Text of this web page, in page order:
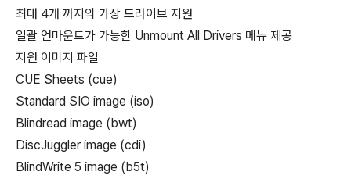
최대 4개 까지의 가상 드라이브 지원
일괄 언마운트가 가능한 Unmount All Drivers 메뉴 제공
지원 이미지 파일
CUE Sheets (cue)
Standard SIO image (iso)
Blindread image (bwt)
DiscJuggler image (cdi)
BlindWrite 5 image (b5t)